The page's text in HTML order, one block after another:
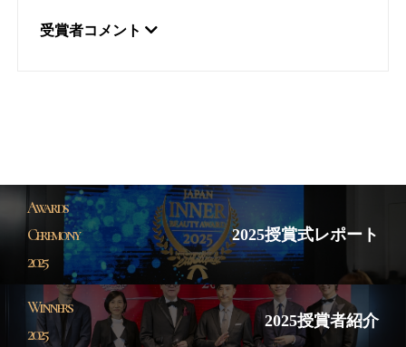
受賞者コメント
Awards
Ceremony
2025
2025授賞式レポート
Winners
2025
2025授賞者紹介